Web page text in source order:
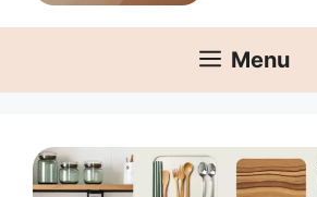
Menu